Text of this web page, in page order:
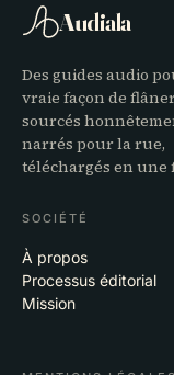
Audiala
Des guides audio
vraie façon de
sourcés
narrés pour la rue,
téléchargés en une
SOCIÉTÉ
À propos
Processus éditorial
Mission